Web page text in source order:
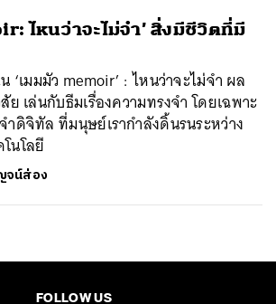
ไหนว่าจะไม่จำ’ สิ่งมีชีวิตที่มี
‘เมมมัว memoir’ : ไหนว่าจะไม่จำ ผล
เล่นกับธีมเรื่องความทรงจำ โดยเฉพาะ
ำดิจิทัล ที่มนุษย์เรากำลังดิ้นรนระหว่าง
นโลยี
จน์ส่อง
FOLLOW US